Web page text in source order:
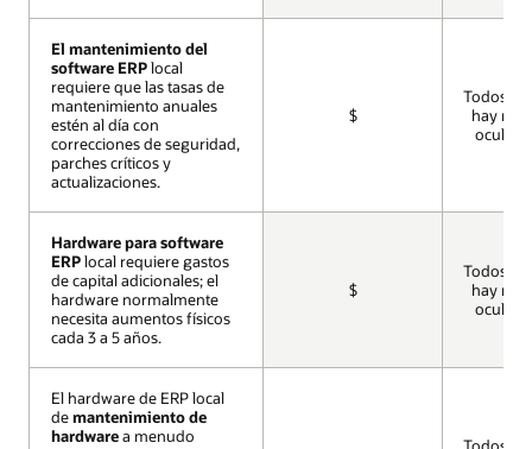
El mantenimiento del
software ERPlocal
requiere que las tasas de
mantenimiento anuales
estén al día con
correcciones de seguridad,
parches críticos y
actualizaciones.
$
Todos
hay
oculto
Hardware para software
ERPlocal requiere gastos
de capital adicionales; el
hardware normalmente
necesita aumentos físicos
cada 3 a 5 años.
$
Todos
hay
oculto
El hardware de ERP local
demantenimiento de
hardwarea menudo
El mantenimiento del
software ERPlocal
requiere que las tasas de
mantenimiento anuales
estén al día con
correcciones de seguridad,
parches críticos y
actualizaciones.
Hardware para software
ERPlocal requiere gastos
de capital adicionales; el
hardware normalmente
necesita aumentos físicos
cada 3 a 5 años.
El hardware de ERP local
demantenimiento de
hardwarea menudo